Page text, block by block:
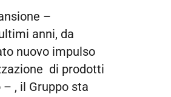
–
anni, da
nuovo impulso
di prodotti
, il Gruppo sta